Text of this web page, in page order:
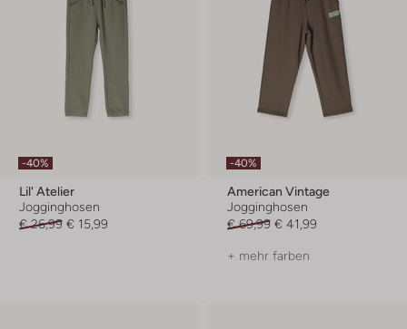
-40%
Lil' Atelier
Jogginghosen
€ 26,99 € 15,99
-40%
American Vintage
Jogginghosen
€ 69,99 € 41,99
+ mehr farben